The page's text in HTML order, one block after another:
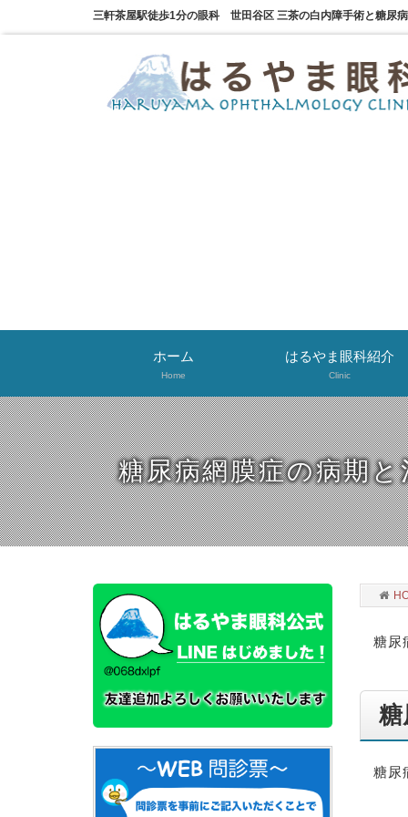
三軒茶屋駅徒歩1分の眼科 世田谷区 三茶の白内障手術と糖尿
ホーム
Home
はるやま眼科紹介
Clinic
糖尿病網膜症の病期と
糖尿
糖
糖尿